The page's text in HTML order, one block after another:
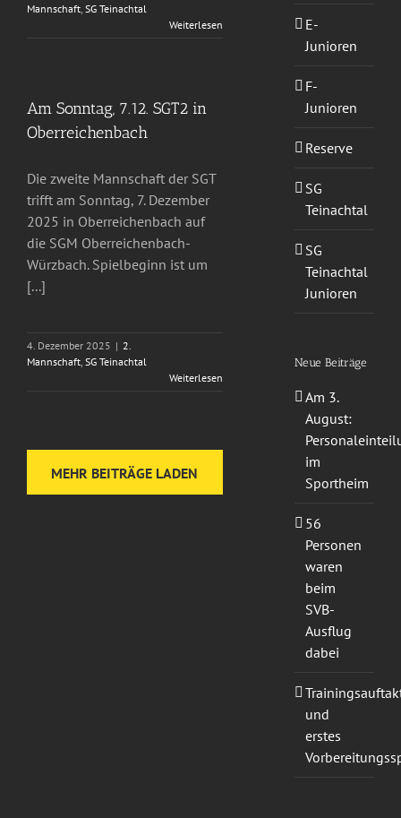
Mannschaft, SG Teinachtal
Weiterlesen
Am Sonntag, 7.12. SGT2 in
Oberreichenbach
Die zweite Mannschaft der SGT
trifft am Sonntag, 7. Dezember
2025 in Oberreichenbach auf
die SGM Oberreichenbach-
Würzbach. Spielbeginn ist um
[...]
4. Dezember 2025 | 2.
Mannschaft, SG Teinachtal
Weiterlesen
MEHR BEITRÄGE LADEN
E-
Junioren
F-
Junioren
Reserve
SG
Teinachtal
SG
Teinachtal
Junioren
Neue Beiträge
Am 3.
August:
im
Sportheim
56
Personen
waren
beim
SVB-
Ausflug
dabei
und
erstes